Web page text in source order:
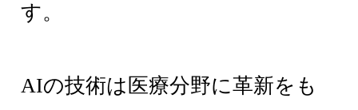
す。
AIの技術は医療分野に革新をも